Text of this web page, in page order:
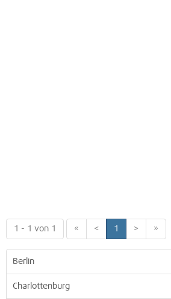
1 - 1 von 1 « < 1 > »
Berlin
Charlottenburg